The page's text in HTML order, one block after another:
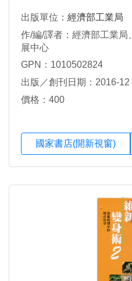
出版單位： 經濟部工業局
作/編/譯者：經濟部工業局
展中心
GPN：1010502824
出版／創刊日期：2016-12
價格：400
國家書店(開新視窗)